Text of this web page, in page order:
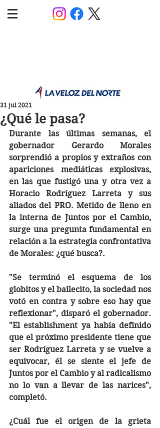
¿Qué le pasa?
31 jul 2021
Durante las últimas semanas, el
gobernador Gerardo Morales
sorprendió a propios y extraños con
apariciones mediáticas explosivas,
en las que fustigó una y otra vez a
Horacio Rodríguez Larreta y sus
aliados del PRO. Metido de lleno en
la interna de Juntos por el Cambio,
surge una pregunta fundamental en
relación a la estrategia confrontativa
de Morales: ¿qué busca?.
"Se terminó el esquema de los
globitos y el bailecito, la sociedad nos
votó en contra y sobre eso hay que
reflexionar", disparó el gobernador.
"El establishment ya había definido
que el próximo presidente tiene que
ser Rodríguez Larreta y se vuelve a
equivocar, él se siente el jefe de
Juntos por el Cambio y al radicalismo
no lo van a llevar de las narices",
completó.
¿Cuál fue el origen de la grieta